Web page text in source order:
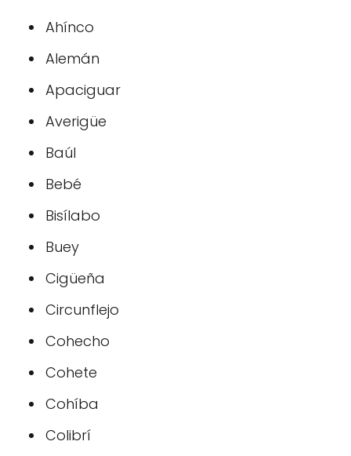
Ahínco
Alemán
Apaciguar
Averigüe
Baúl
Bebé
Bisílabo
Buey
Cigüeña
Circunflejo
Cohecho
Cohete
Cohíba
Colibrí